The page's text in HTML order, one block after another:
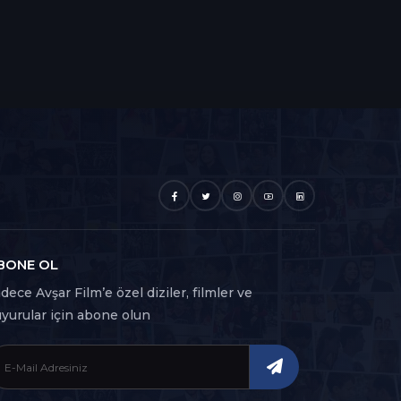
OL
Avşar Film’e özel diziler, filmler ve
için abone olun